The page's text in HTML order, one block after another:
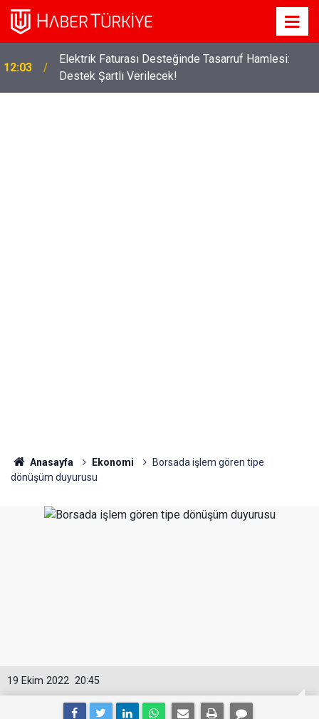
12:03
Elektrik Faturası Desteğinde Tasarruf Hamlesi:
Destek Şartlı Verilecek!
Anasayfa Ekonomi
Borsada işlem gören tipe
dönüşüm duyurusu
20:45
19 Ekim 2022